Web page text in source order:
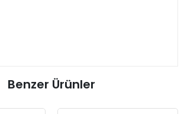
Benzer Ürünler